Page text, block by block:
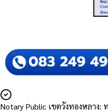
Notary Public เขตวังทองหลาง